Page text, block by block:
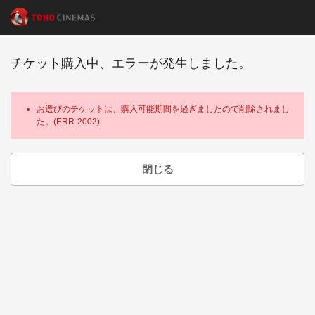
チケット購入中、エラーが発生しました。
お選びのチケットは、購入可能期間を過ぎましたので削除されまし
た。(ERR-2002)
閉じる